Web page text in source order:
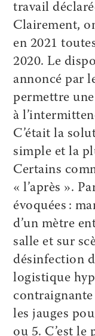
travail
Clairement,
en 2021
2020. Le
annoncé par
permettre
à
C’était la
simple et la
Certains
« l’après ».
évoquées :
d’un mètre
salle et sur
désinfection
logistique
contraignante
les jauges
ou 5. C’est le